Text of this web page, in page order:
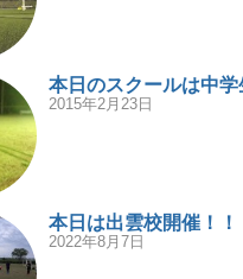
本日のスクールは中学
2015年2月23日
本日は出雲校開催！！
2022年8月7日